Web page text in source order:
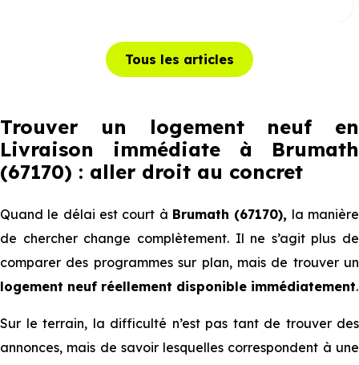
Tous les articles
Trouver un logement neuf en
Livraison immédiate à Brumath
(67170) : aller droit au concret
Quand le délai est court à Brumath (67170), la manière
de chercher change complètement. Il ne s’agit plus de
comparer des programmes sur plan, mais de trouver un
logement neuf réellement disponible immédiatement.
Sur le terrain, la difficulté n’est pas tant de trouver des
annonces, mais de savoir lesquelles correspondent à une